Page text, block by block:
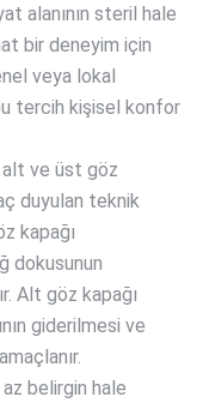
alanının steril hale
bir deneyim için
veya lokal
tercih kişisel konfor
ve üst göz
duyulan teknik
kapağı
dokusunun
Alt göz kapağı
giderilmesi ve
belirgin hale